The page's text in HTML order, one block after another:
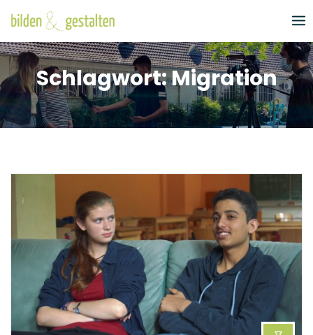
to
content
Schlagwort:Migration